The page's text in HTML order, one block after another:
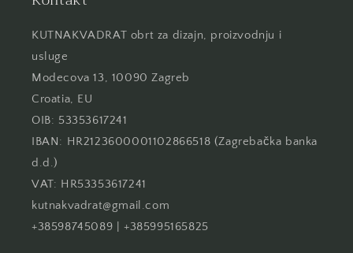
KUTNAKVADRAT obrt za dizajn, proizvodnju i
usluge
Modecova 13, 10090 Zagreb
Croatia, EU
OIB: 53353617241
IBAN: HR2123600001102866518 (Zagrebačka banka
d.d.)
VAT: HR53353617241
kutnakvadrat@gmail.com
+38598745089 | +385995165825